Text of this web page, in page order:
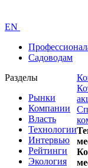
EN
Садоводам
Разделы
Рынки
Компании
Власть
Технологии
Интервью
Рейтинги
Экология